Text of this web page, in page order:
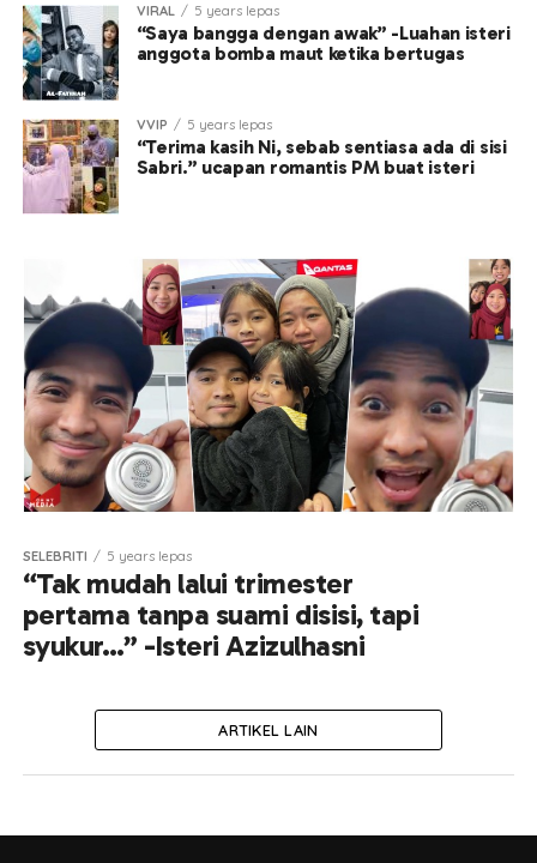
VIRAL 5 years lepas
“Saya bangga dengan awak” -Luahan isteri
anggota bomba maut ketika bertugas
VVIP 5 years lepas
“Terima kasih Ni, sebab sentiasa ada di sisi
Sabri.” ucapan romantis PM buat isteri
SELEBRITI 5 years lepas
“Tak mudah lalui trimester
pertama tanpa suami disisi, tapi
syukur…” -Isteri Azizulhasni
ARTIKEL LAIN